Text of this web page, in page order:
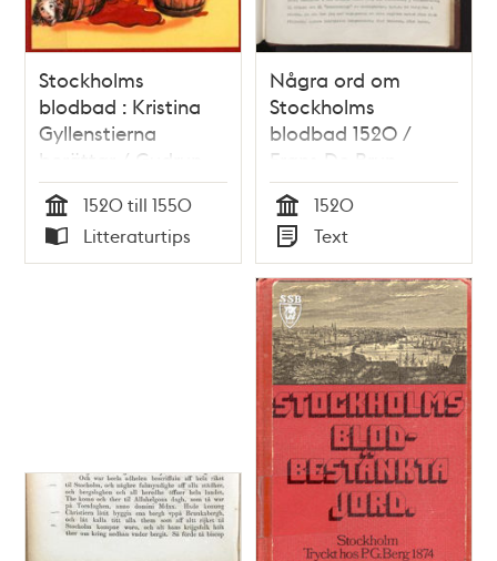
Stockholms
blodbad : Kristina
Gyllenstierna
berättar / Gudrun
Wessnert
Tid
1520 till 1550
Typ
Litteraturtips
Några ord om
Stockholms
blodbad 1520 /
Frans De Brun
Tid
1520
Typ
Text